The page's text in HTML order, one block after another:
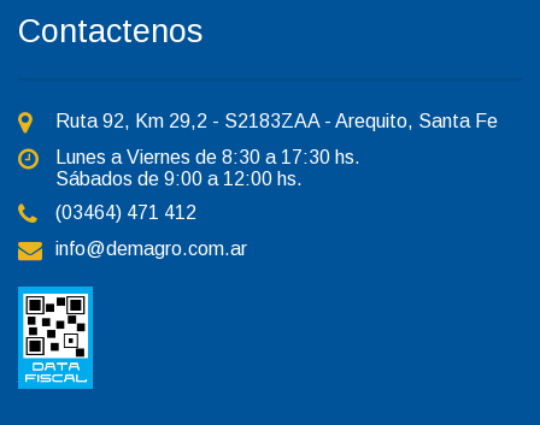
Contactenos
Ruta 92, Km 29,2 - S2183ZAA - Arequito, Santa Fe
Lunes a Viernes de 8:30 a 17:30 hs.
Sábados de 9:00 a 12:00 hs.
(03464) 471 412
info@demagro.com.ar